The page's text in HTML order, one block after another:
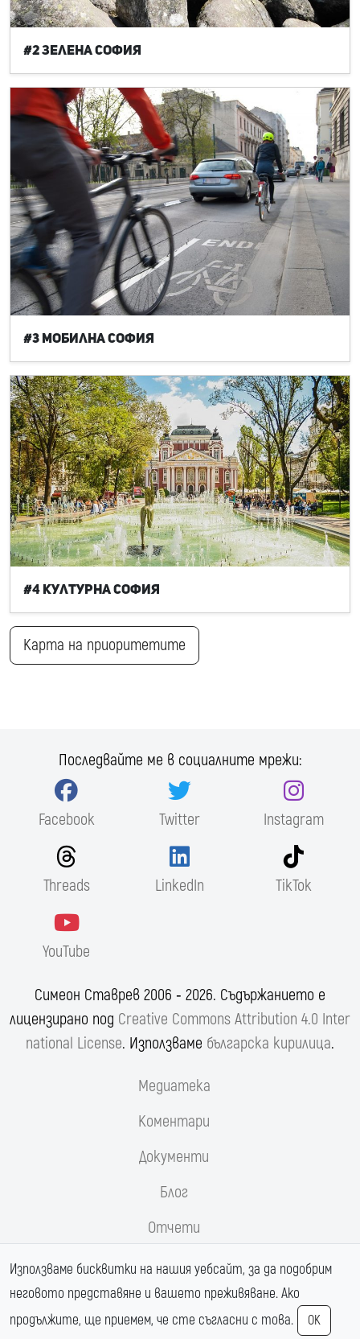
#2 Зелена София
#3 Мобилна София
#4 Културна София
Карта на приоритетите
Последвайте ме в социалните мрежи:
Facebook Twitter Instagram
Threads LinkedIn TikTok
YouTube
Симеон Ставрев 2006 ‐ 2026. Съдържанието е
лицензирано под Creative Commons Attribution 4.0 Inter
national License. Използваме българска кирилица.
Медиатека
Коментари
Документи
Блог
Отчети
Реформи.орг
Магистрала Хемус
Използваме бисквитки на нашия уебсайт, за да подобрим
неговото представяне и вашето преживяване. Ако
продължите, ще приемем, че сте съгласни с това.
OK